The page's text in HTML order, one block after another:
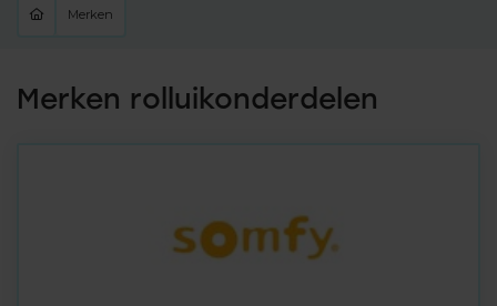
Merken
Merken rolluikonderdelen